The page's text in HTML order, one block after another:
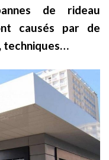
de rideau
causés par de
techniques…